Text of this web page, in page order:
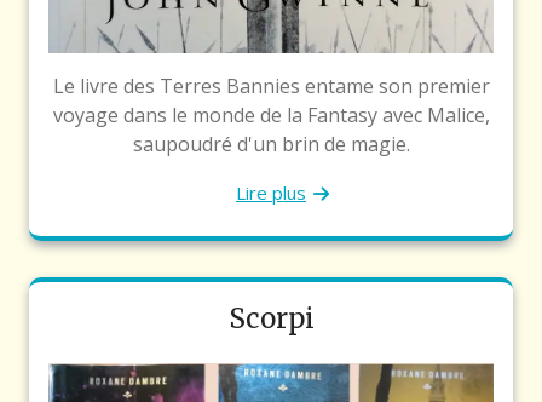
Le livre des Terres Bannies entame son premier
voyage dans le monde de la Fantasy avec Malice,
saupoudré d'un brin de magie.
Lire plus
Scorpi